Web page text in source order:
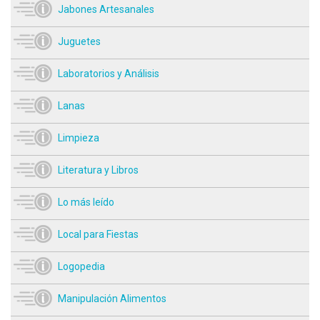
Jabones Artesanales
Juguetes
Laboratorios y Análisis
Lanas
Limpieza
Literatura y Libros
Lo más leído
Local para Fiestas
Logopedia
Manipulación Alimentos